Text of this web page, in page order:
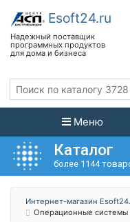
Меню
Каталог
более 1144
Интернет-магазин
Операционные